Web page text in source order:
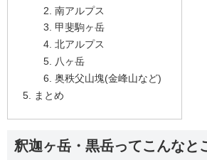
南アルプス
甲斐駒ヶ岳
北アルプス
八ヶ岳
奥秩父山塊(金峰山など)
まとめ
釈迦ヶ岳・黒岳ってこんなと